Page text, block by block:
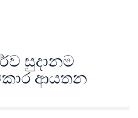
සුදානම
ආයතන